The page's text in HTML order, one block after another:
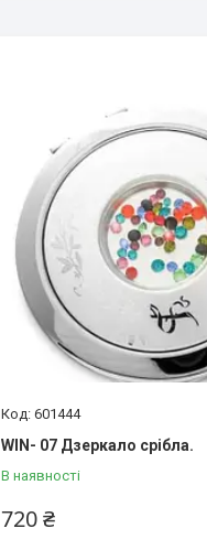
601444
WIN- 07 Дзеркало срібла.
В наявності
720 ₴